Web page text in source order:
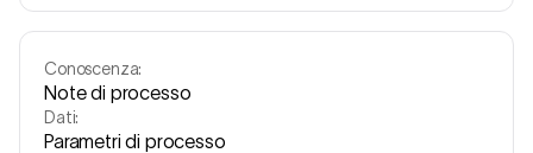
Conoscenza:
Note di processo
Dati:
Parametri di processo